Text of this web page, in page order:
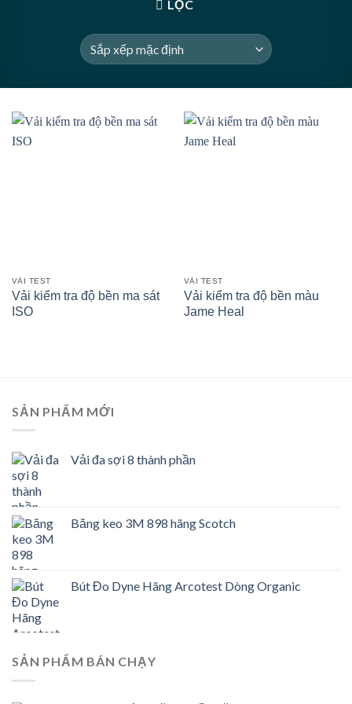
LỌC
VẢI TEST
Vải kiểm tra độ bền ma sát
ISO
VẢI TEST
Vải kiểm tra độ bền màu
Jame Heal
SẢN PHẨM MỚI
Vải đa sợi 8 thành phần
Băng keo 3M 898 hãng Scotch
Bút Đo Dyne Hãng Arcotest Dòng Organic
SẢN PHẨM BÁN CHẠY